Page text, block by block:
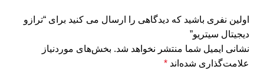
اولین نفری باشید که دیدگاهی را ارسال می کنید برای “ترازو
دیجیتال سیتریو”
نشانی ایمیل شما منتشر نخواهد شد. بخش‌های موردنیاز
علامت‌گذاری شده‌اند *